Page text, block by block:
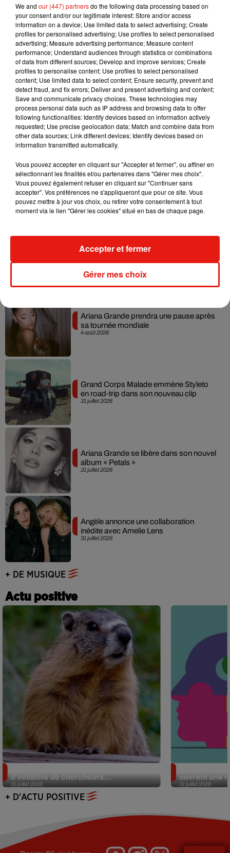
Présenté lors de l’EUCYS, le projet a séduit le jury par son
potentiel sociétal et technologique. Les jeunes inventeurs
ont reçu un prix spécial récompensant leur démarche
scientifique et leur capacité à transformer une idée innovante
en solution concrète. Une distinction qui pourrait accélérer le
développement futur de ce bracelet destiné à mieux protéger
la peau et à favoriser un dépistage plus précoce des cancers
cutanés.
Musique
5 août 2026
Benny Blanco invite Selena Gomez et
Becky G sur son nouveau single
4 août 2026
Tiny Desk invite Charlie Puth pour une
4 août 2026
Ariana Grande prendra une pause après
sa tournée mondiale
31 juillet 2026
Grand Corps Malade emmène Styleto
en road-trip dans son nouveau clip
31 juillet 2026
Ariana Grande se libère dans son nouvel
album « Petals »
31 juillet 2026
Angèle annonce une collaboration
inédite avec Amelie Lens
+ DE MUSIQUE
Actu positive
31 juillet 2026
d’initiative de chercheurs...
31 juillet 2026
ouvrent une
+ D'ACTU POSITIVE
We and our (447) partnersdo the following data processing based on
your consent and/or our legitimate interest: Store and/or access
information on a device; Use limited data to select advertising; Create
profiles for personalised advertising; Use profiles to select personalised
advertising; Measure advertising performance; Measure content
performance; Understand audiences through statistics or combinations
of data from different sources; Develop and improve services; Create
profiles to personalise content; Use profiles to select personalised
content; Use limited data to select content; Ensure security, prevent and
detect fraud, and fix errors; Deliver and present advertising and content;
Save and communicate privacy choices. These technologies may
process personal data such as IP address and browsing data to offer
following functionalities: Identify devices based on information actively
requested; Use precise geolocation data; Match and combine data from
other data sources; Link different devices; Identify devices based on
information transmitted automatically.
Vous pouvez accepter en cliquant sur "Accepter et fermer", ou affiner en
sélectionnant les finalités et/ou partenaires dans "Gérer mes choix".
Vous pouvez également refuser en cliquant sur "Continuer sans
accepter". Vos préférences ne s'appliqueront que pour ce site. Vous
pouvez mettre à jour vos choix, ou retirer votre consentement à tout
moment via le lien "Gérer les cookies" situé en bas de chaque page.
Gérer mes choix
Accepter et fermer